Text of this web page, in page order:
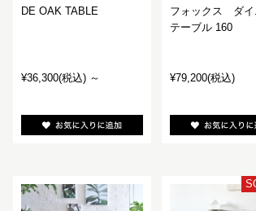
DE OAK TABLE
¥36,300(税込) ～
フォックス ダイ
テーブル 160
¥79,200(税込)